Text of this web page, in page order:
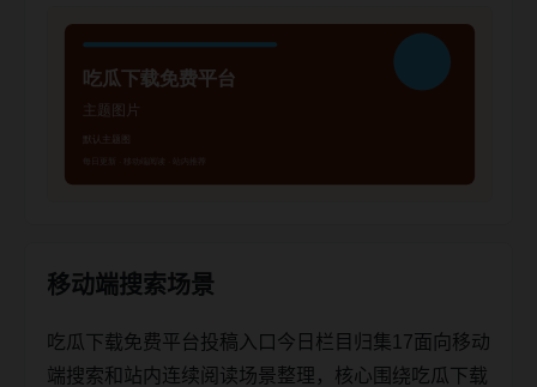
移动端搜索场景
吃瓜下载免费平台投稿入口今日栏目归集17面向移动
端搜索和站内连续阅读场景整理，核心围绕吃瓜下载